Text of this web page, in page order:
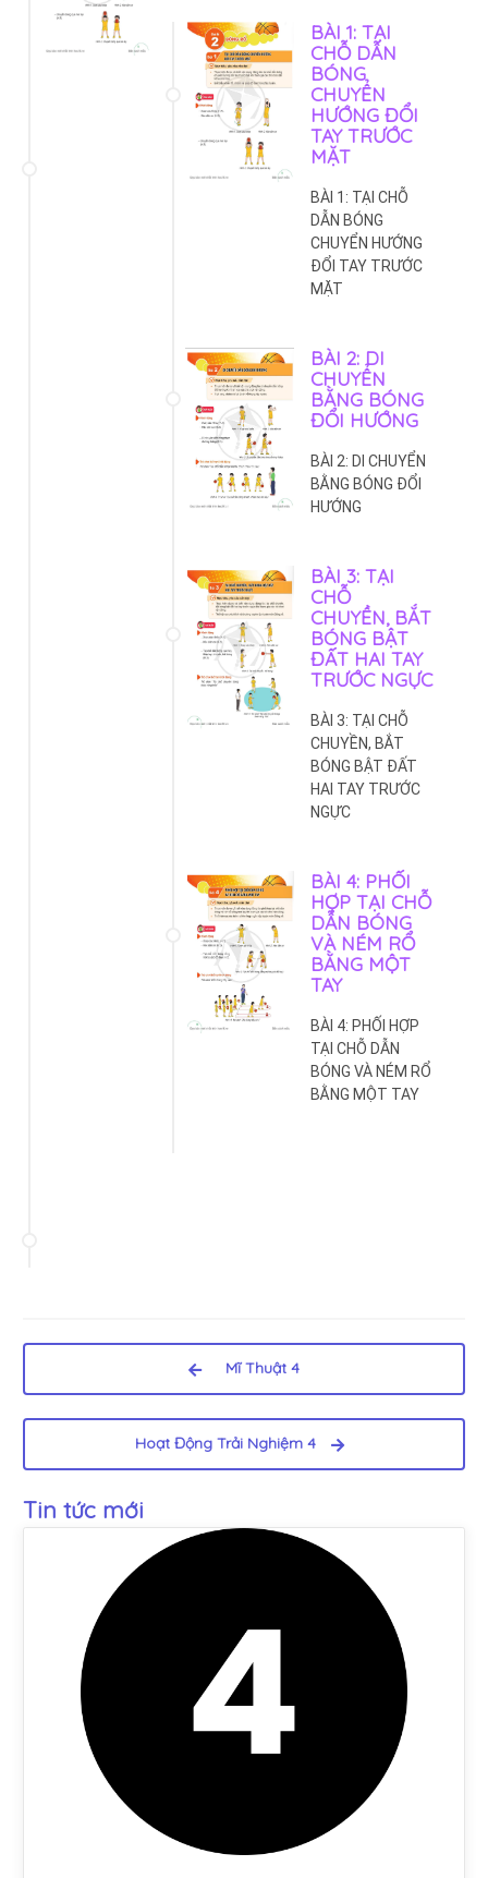
BÀI 1: TẠI
CHỖ DẪN
BÓNG
CHUYỂN
HƯỚNG ĐỔI
TAY TRƯỚC
MẶT
BÀI 1: TẠI CHỖ
DẪN BÓNG
CHUYỂN HƯỚNG
ĐỔI TAY TRƯỚC
MẶT
BÀI 2: DI
CHUYỂN
BẰNG BÓNG
ĐỔI HƯỚNG
BÀI 2: DI CHUYỂN
BẰNG BÓNG ĐỔI
HƯỚNG
BÀI 3: TẠI
CHỖ
CHUYỀN, BẮT
BÓNG BẬT
ĐẤT HAI TAY
TRƯỚC NGỰC
BÀI 3: TẠI CHỖ
CHUYỀN, BẮT
BÓNG BẬT ĐẤT
HAI TAY TRƯỚC
NGỰC
BÀI 4: PHỐI
HỢP TẠI CHỖ
DẪN BÓNG
VÀ NÉM RỔ
BẰNG MỘT
TAY
BÀI 4: PHỐI HỢP
TẠI CHỖ DẪN
BÓNG VÀ NÉM RỔ
BẰNG MỘT TAY
Mĩ Thuật 4
Hoạt Động Trải Nghiệm 4
Tin tức mới